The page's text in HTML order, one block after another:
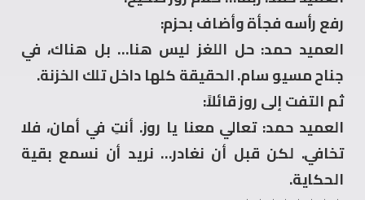
رفع رأسه فجأة وأضاف بحزم:
العميد حمد: حل اللغز ليس هنا… بل هناك، في
جناح مسيو سام. الحقيقة كلها داخل تلك الخزنة.
ثم التفت إلى روز قائلاً:
العميد حمد: تعالي معنا يا روز. أنتِ في أمان، فلا
تخافي. لكن قبل أن نغادر… نريد أن نسمع بقية
الحكاية.